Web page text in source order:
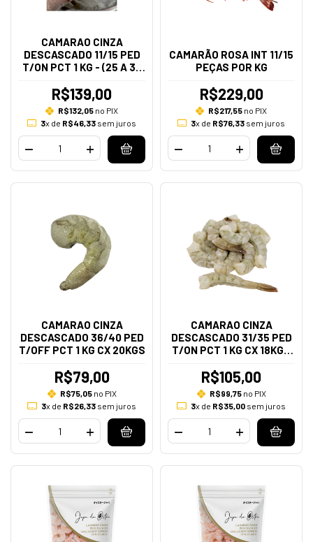
CAMARAO CINZA
DESCASCADO 11/15 PED
T/ON PCT 1 KG - (25 A 35
R$139,00
R$132,05 no PIX
3x de R$46,33 sem juros
CAMARÃO ROSA INT 11/15
PEÇAS POR KG
R$229,00
R$217,55 no PIX
3x de R$76,33 sem juros
CAMARAO CINZA
DESCASCADO 36/40 PED
T/OFF PCT 1 KG CX 20KGS
R$79,00
R$75,05no PIX
3x de R$26,33sem juros
CAMARAO CINZA
DESCASCADO 31/35 PED
T/ON PCT 1 KG CX 18KGS
R$105,00
R$99,75no PIX
3x de R$35,00sem juros